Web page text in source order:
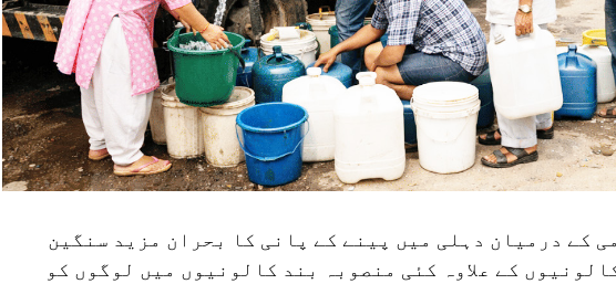
کے درمیان دہلی میں پینے کے پانی کا بحران مزید سنگین
کے علاوہ کئی منصوبہ بند کالونیوں میں لوگوں کو